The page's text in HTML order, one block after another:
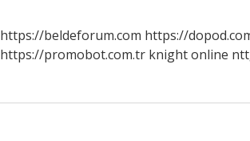
https://beldeforum.com https://
https://promobot.com.tr knight online